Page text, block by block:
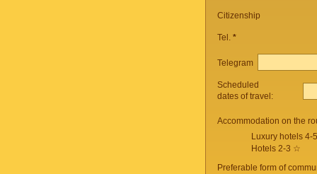
Citizenship
Tel. *
Telegram
Scheduled
dates of travel:
Accommodation on the
Luxury hotels 4-
Hotels 2-3 ☆
Preferable form of